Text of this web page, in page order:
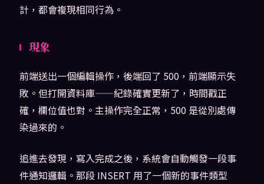
計，都會複現相同行為。
現象
前端送出一個編輯操作，後端回了 500，前端顯示失
敗。但打開資料庫——紀錄確實更新了，時間戳正
確，欄位值也對。主操作完全正常，500 是從別處傳
染過來的。
追進去發現，寫入完成之後，系統會自動觸發一段事
件通知邏輯。那段 INSERT 用了一個新的事件類型